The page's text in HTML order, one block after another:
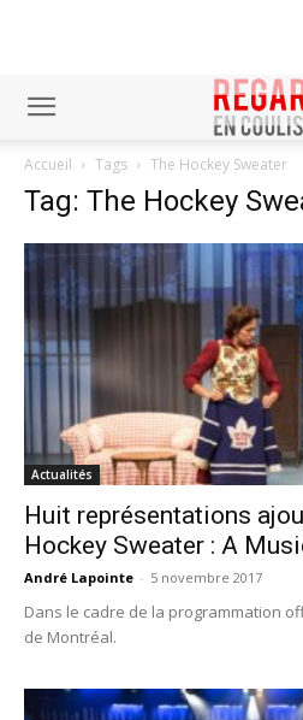
Accueil Tags The Hockey Sweater
Tag: The Hockey
Actualités
Huit représentations
Hockey Sweater : A
André Lapointe - 5 novembre 2017
Dans le cadre de la programmation
de Montréal.